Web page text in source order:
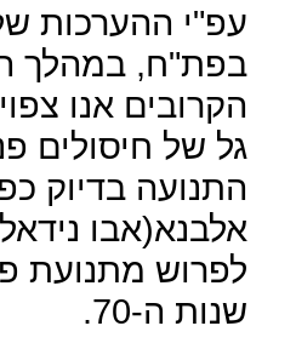
עפ"י ההערכות
בפת"ח, במהלך
הקרובים אנו
גל של חיסולים
התנועה בדיוק
אלבנא(אבו
לפרוש מתנועת
שנות ה-70.